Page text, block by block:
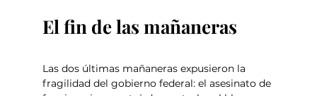
El fin de las mañaneras
Las dos últimas mañaneras expusieron la
fragilidad del gobierno federal: el asesinato de